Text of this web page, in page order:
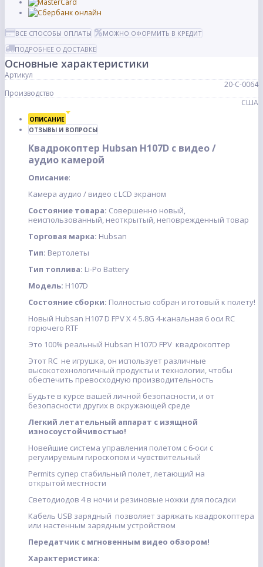
ВСЕ СПОСОБЫ ОПЛАТЫ
МОЖНО ОФОРМИТЬ В КРЕДИТ
ПОДРОБНЕЕ О ДОСТАВКЕ
Основные характеристики
Артикул
20-С-0064
Производство
США
ОПИСАНИЕ
ОТЗЫВЫ И ВОПРОСЫ
Квадрокоптер Hubsan H107D с видео /
аудио камерой
Описание:
Камера аудио / видео с LCD экраном
Состояние товара: Совершенно новый,
неиспользованный, неоткрытый, неповрежденный товар
Торговая марка: Hubsan
Тип: Вертолеты
Тип топлива: Li-Po Battery
Модель: H107D
Состояние сборки: Полностью собран и готовый к полету!
Новый Hubsan H107 D FPV X 4 5.8G 4-канальная 6 оси RC
горючего RTF
Это 100% реальный Hubsan H107D FPV квадрокоптер
Этот RC не игрушка, он использует различные
высокотехнологичный продукты и технологии, чтобы
обеспечить превосходную производительность
Будьте в курсе вашей личной безопасности, и от
безопасности других в окружающей среде
Легкий летательный аппарат с изящной
износоустойчивостью!
Новейшие система управления полетом с 6-оси с
регулируемым гироскопом и чувствительный
Permits супер стабильный полет, летающий на
открытой местности
Светодиодов 4 в ночи и резиновые ножки для посадки
Кабель USB зарядный позволяет заряжать квадрокоптера
или настенным зарядным устройством
Передатчик с мгновенным видео обзором!
Характеристика: